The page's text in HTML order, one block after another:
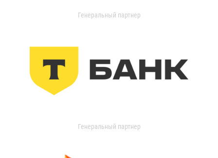
Генеральный партнер
Генеральный партнер